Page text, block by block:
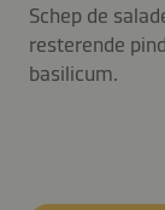
Schep de
resterende
basilicum.